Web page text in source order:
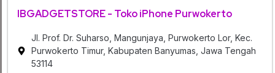
IBGADGETSTORE - Toko iPhone Purwokerto
Jl. Prof. Dr. Suharso, Mangunjaya, Purwokerto Lor, Kec.
Purwokerto Timur, Kabupaten Banyumas, Jawa Tengah
53114